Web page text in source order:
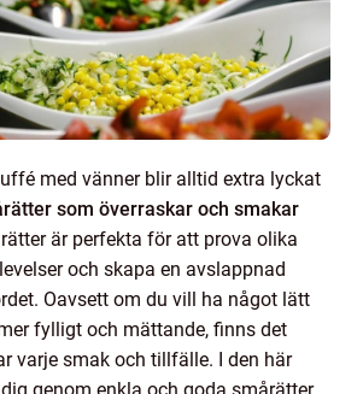
med vänner blir alltid extra lyckat
som överraskar och smakar
är perfekta för att prova olika
och skapa en avslappnad
Oavsett om du vill ha något lätt
fylligt och mättande, finns det
varje smak och tillfälle. I den här